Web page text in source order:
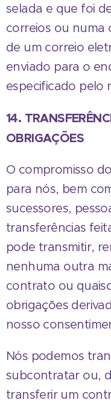
selada e que foi
correios ou numa
de um correio
enviado para o
especificado pelo
14.
OBRIGAÇÕES
O compromisso
para nós, bem
sucessores,
transferências
pode transmitir,
nenhuma outra
contrato ou
obrigações
nosso
Nós podemos
subcontratar ou,
transferir um